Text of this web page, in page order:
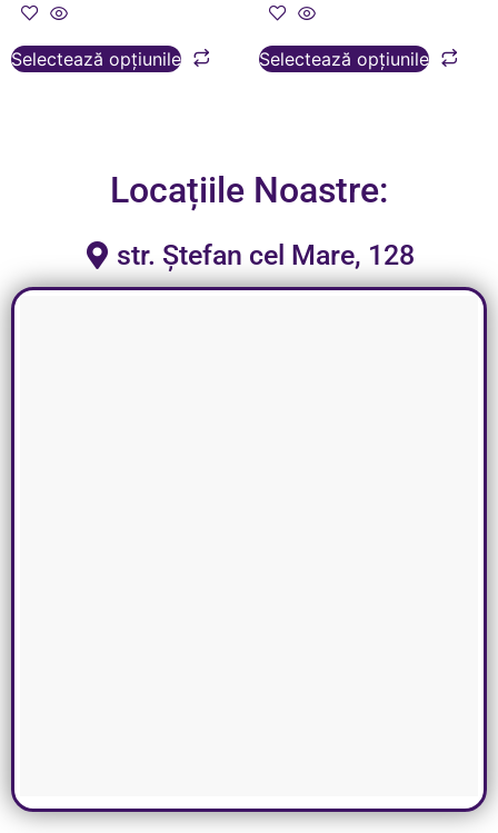
Selectează opțiunile Selectează opțiunile
Locațiile Noastre:
str. Ștefan cel Mare, 128